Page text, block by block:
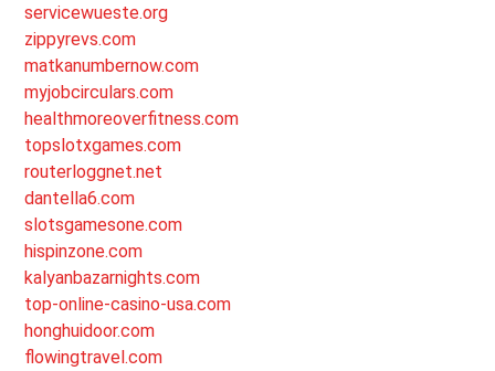
servicewueste.org
zippyrevs.com
matkanumbernow.com
myjobcirculars.com
healthmoreoverfitness.com
topslotxgames.com
routerloggnet.net
dantella6.com
slotsgamesone.com
hispinzone.com
kalyanbazarnights.com
top-online-casino-usa.com
honghuidoor.com
flowingtravel.com